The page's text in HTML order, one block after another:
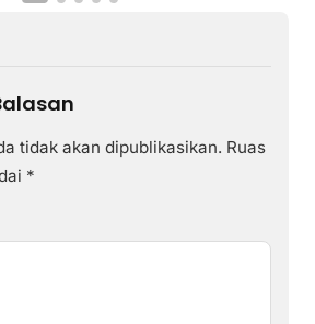
tidak akan dipublikasikan. Ruas
*